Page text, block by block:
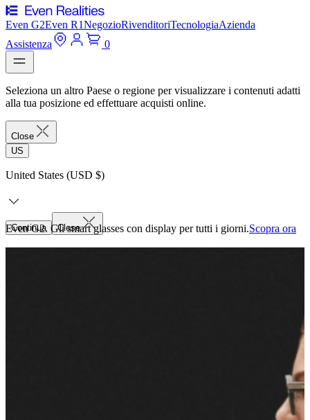
Even G2Even R1NegozioRivenditoriTecnologiaAzienda
Assistenza
0
Seleziona un altro Paese o regione per visualizzare i contenuti adatti
alla tua posizione ed effettuare acquisti online.
Close
US
United States (USD $)
Continua Close
Even G2. Gli smart glasses con display per tutti i giorni.Scopra ora